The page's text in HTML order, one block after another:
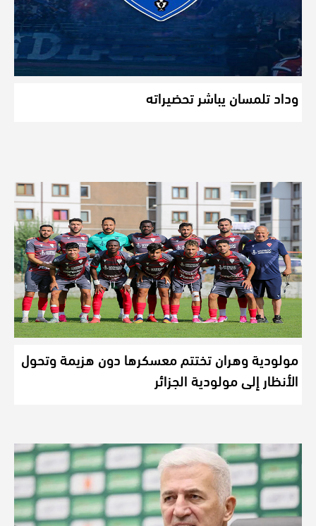
وداد تلمسان يباشر تحضيراته
مولودية وهران تختتم معسكرها دون هزيمة وتحول
الأنظار إلى مولودية الجزائر